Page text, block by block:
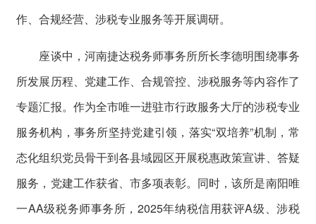
作、合规经营、涉税专业服务等开展调研。
座谈中，河南捷达税务师事务所所长李德明围绕事务
所发展历程、党建工作、合规管控、涉税服务等内容作了
专题汇报。作为全市唯一进驻市行政服务大厅的涉税专业
服务机构，事务所坚持党建引领，落实“双培养”机制，常
态化组织党员骨干到各县域园区开展税惠政策宣讲、答疑
服务，党建工作获省、市多项表彰。同时，该所是南阳唯
一AA级税务师事务所，2025年纳税信用获评A级、涉税